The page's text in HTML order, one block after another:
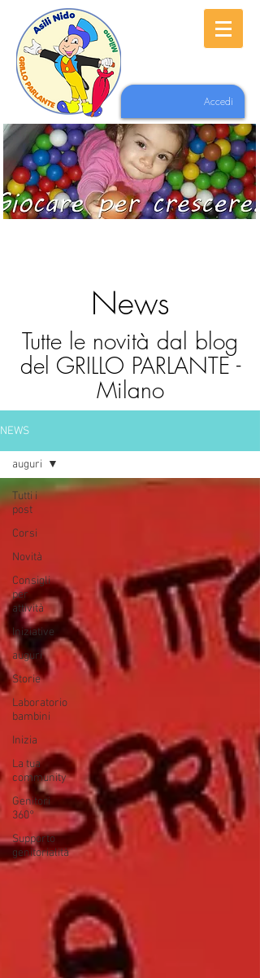
Accedi
News
Tutte le novità dal blog
del GRILLO PARLANTE -
Milano
NEWS
Tutti i
post
Corsi
Novità
Consigli
per
attività
Iniziative
auguri
Storie
Laboratorio
bambini
Inizia
La tua
community
Genitori
360°
Supporto
genitorialità
auguri